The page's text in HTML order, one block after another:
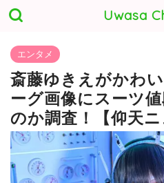
Uwasa
エンタメ
斎藤ゆきえがかわ
ーグ画像にスーツ
のか調査！【仰天ニ